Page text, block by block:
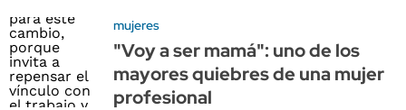
mujeres
"Voy a ser mamá": uno de los
mayores quiebres de una mujer
profesional